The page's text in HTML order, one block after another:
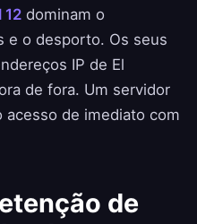
12 dominam o
e o desporto. Os seus
IP de El
de fora. Um servidor
acesso de imediato com
de